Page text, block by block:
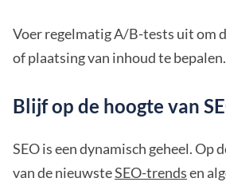
Voer regelmatig A/B-tests uit om
of plaatsing van inhoud te bepalen.
Blijf op de hoogte van
SEO is een dynamisch geheel. Op
van de nieuwsteSEO-trendsen